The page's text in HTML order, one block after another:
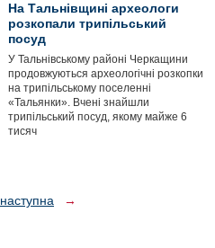
На Тальнівщині археологи
розкопали трипільський
посуд
У Тальнівському районі Черкащини
продовжуються археологічні розкопки
на трипільському поселенні
«Тальянки». Вчені знайшли
трипільський посуд, якому майже 6
тисяч
наступна →